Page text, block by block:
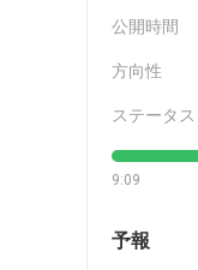
公開時間
方向性
ステータス
9:09
予報